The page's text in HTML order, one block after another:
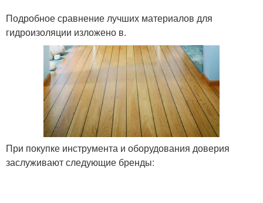
Подробное сравнение лучших материалов для
гидроизоляции изложено в.
При покупке инструмента и оборудования доверия
заслуживают следующие бренды: